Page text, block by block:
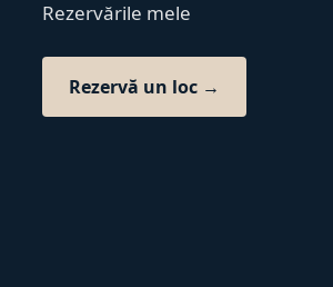
Rezervările mele
Rezervă un loc →